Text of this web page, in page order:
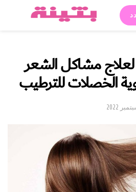
مشاكل الشعر
الخصلات للترطيب